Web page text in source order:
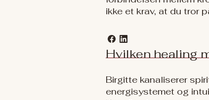
ikke et krav, at du tror
Hvilken healing
Birgitte kanaliserer
energisystemet og